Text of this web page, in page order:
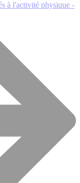
à l'activité physique -